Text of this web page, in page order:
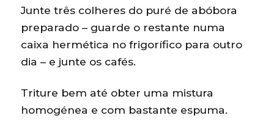
Junte três colheres do puré de abóbora
preparado – guarde o restante numa
caixa hermética no frigorífico para outro
dia – e junte os cafés.
Triture bem até obter uma mistura
homogénea e com bastante espuma.